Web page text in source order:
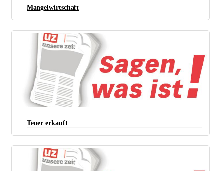
Mangelwirtschaft
Teuer erkauft